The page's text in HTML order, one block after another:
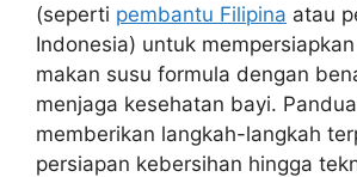
(seperti pembantu Filipina atau
Indonesia) untuk
makan susu formula dengan
menjaga kesehatan bayi.
memberikan langkah-langkah
persiapan kebersihan hingga